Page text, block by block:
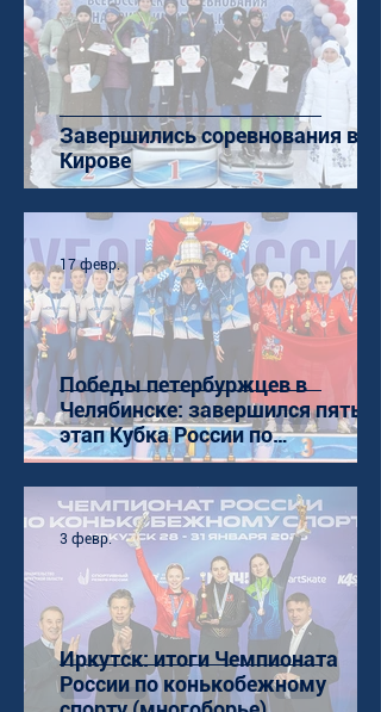
Завершились соревнования в
Кирове
Победы петербуржцев в
Челябинске: завершился пятый
этап Кубка России по
конькобежному спорту (ШТ)
17 февр.
Иркутск: итоги Чемпионата
России по конькобежному
3 февр.